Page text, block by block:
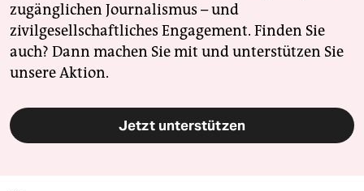
zugänglichen Journalismus – und
zivilgesellschaftliches Engagement. Finden Sie
auch? Dann machen Sie mit und unterstützen Sie
unsere Aktion.
Jetzt unterstützen